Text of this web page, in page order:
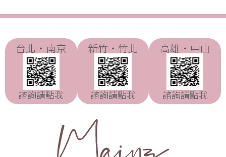
台北・南京
諮詢請點我
新竹・竹北
諮詢請點我
高雄・中山
諮詢請點我